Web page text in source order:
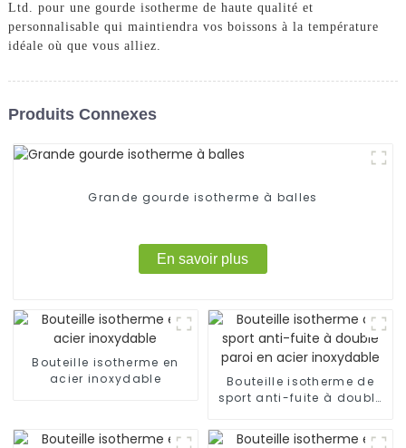
Ltd. pour une gourde isotherme de haute qualité et
personnalisable qui maintiendra vos boissons à la température
idéale où que vous alliez.
Produits Connexes
Grande gourde isotherme à balles
En savoir plus
Bouteille isotherme en
acier inoxydable
Bouteille isotherme de
sport anti-fuite à double